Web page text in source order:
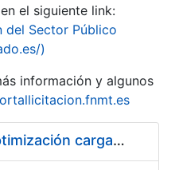
el siguiente link:
del Sector Público
)
información y algunos
Pliego condiciones optimización cargas compras firmado